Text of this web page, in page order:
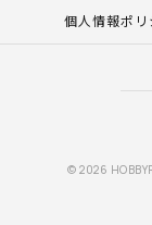
個人情報ポリ
© 2026